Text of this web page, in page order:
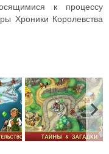
к процессу
Хроники Королевства